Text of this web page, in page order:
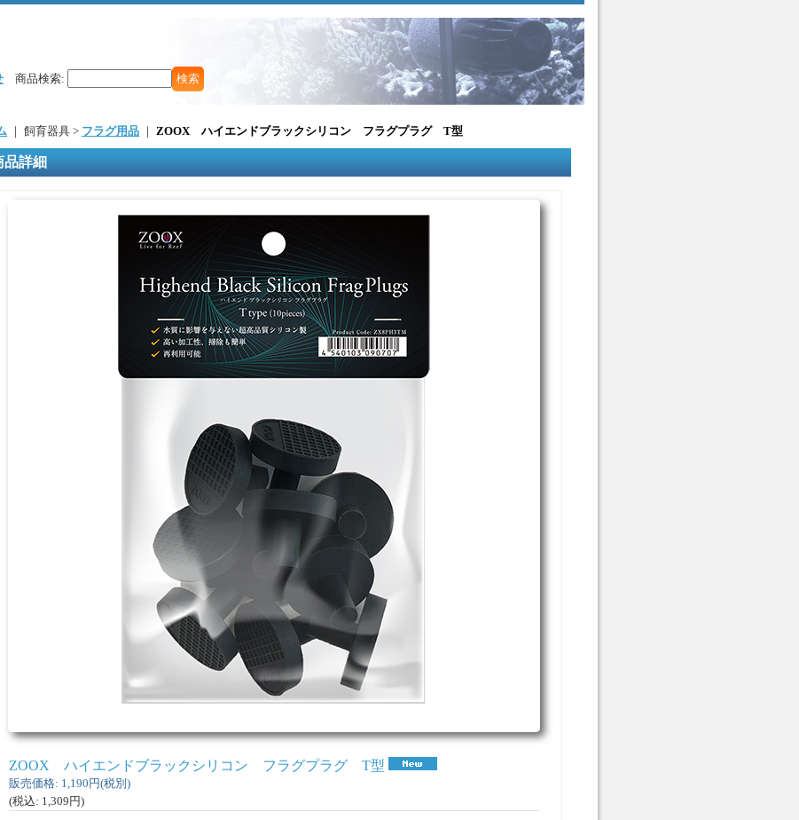
商品検索:
｜ 飼育器具 > フラグ用品 ｜ ZOOX ハイエンドブラックシリコン フラグプラグ T型
品詳細
ZOOX ハイエンドブラックシリコン フラグプラグ T型
販売価格: 1,190円(税別)
(税込: 1,309円)